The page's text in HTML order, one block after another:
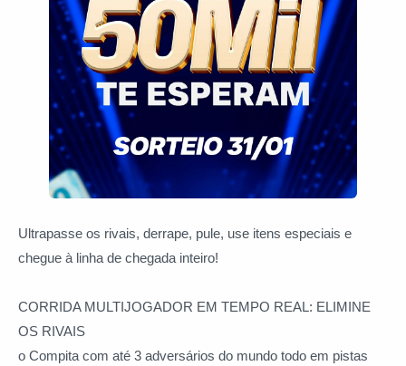
Ultrapasse os rivais, derrape, pule, use itens especiais e
chegue à linha de chegada inteiro!
CORRIDA MULTIJOGADOR EM TEMPO REAL: ELIMINE
OS RIVAIS
o Compita com até 3 adversários do mundo todo em pistas